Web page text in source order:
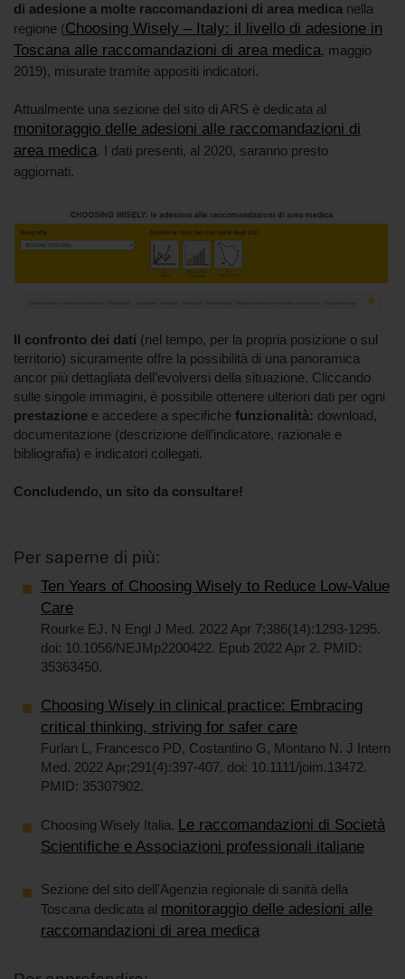
di adesione a molte raccomandazioni di area medica nella
regione (Choosing Wisely – Italy: il livello di adesione in
Toscana alle raccomandazioni di area medica, maggio
2019), misurate tramite appositi indicatori.
Attualmente una sezione del sito di ARS è dedicata al
monitoraggio delle adesioni alle raccomandazioni di
area medica. I dati presenti, al 2020, saranno presto
aggiornati.
Il confronto dei dati (nel tempo, per la propria posizione o sul
territorio) sicuramente offre la possibilità di una panoramica
ancor più dettagliata dell’evolversi della situazione. Cliccando
sulle singole immagini, è possibile ottenere ulteriori dati per ogni
prestazione e accedere a specifiche funzionalità: download,
documentazione (descrizione dell’indicatore, razionale e
bibliografia) e indicatori collegati.
Concludendo, un sito da consultare!
Per saperne di più:
Ten Years of Choosing Wisely to Reduce Low-Value
Care
Rourke EJ. N Engl J Med. 2022 Apr 7;386(14):1293-1295.
doi: 10.1056/NEJMp2200422. Epub 2022 Apr 2. PMID:
35363450.
Choosing Wisely in clinical practice: Embracing
critical thinking, striving for safer care
Furlan L, Francesco PD, Costantino G, Montano N. J Intern
Med. 2022 Apr;291(4):397-407. doi: 10.1111/joim.13472.
PMID: 35307902.
Choosing Wisely Italia. Le raccomandazioni di Società
Scientifiche e Associazioni professionali italiane
Sezione del sito dell'Agenzia regionale di sanità della
Toscana dedicata al monitoraggio delle adesioni alle
raccomandazioni di area medica